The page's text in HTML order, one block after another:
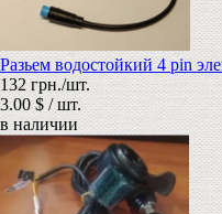
Разьем водостойкий 4 pin
132 грн./шт.
3.00 $ / шт.
в наличии